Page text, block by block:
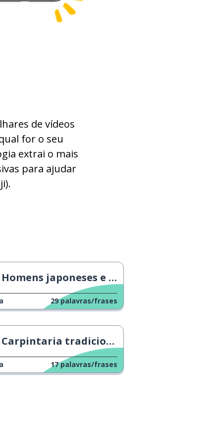
aparência
introdução
menos
situação atual
coração palpitando
pedra preciosa; joia
de vídeos
for o seu
extrai o mais
para ajudar
Homens japoneses e o horário de verão
29 palavras/frases
Carpintaria tradicional japonesa
17 palavras/frases